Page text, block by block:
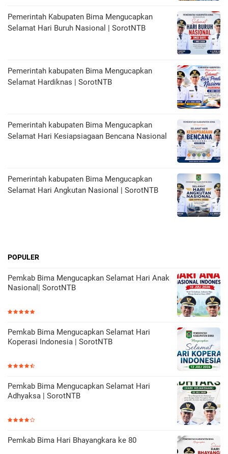
Pemerintah Kabupaten Bima Mengucapkan
Selamat Hari Buruh Nasional | SorotNTB
Pemerintah kabupaten Bima Mengucapkan
Selamat Hardiknas | SorotNTB
Pemerintah kabupaten Bima Mengucapkan
Selamat Hari Kesiapsiagaan Bencana Nasional
Pemerintah kabupaten Bima Mengucapkan
Selamat Hari Angkutan Nasional | SorotNTB
POPULER
Pemkab Bima Mengucapkan Selamat Hari Anak
Nasional| SorotNTB
Pemkab Bima Mengucapkan Selamat Hari
Koperasi Indonesia | SorotNTB
Pemkab Bima Mengucapkan Selamat Hari
Adhyaksa | SorotNTB
Pemkab Bima Hari Bhayangkara ke 80